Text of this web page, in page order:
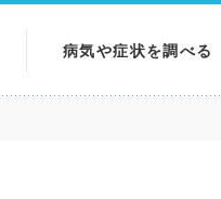
病気や症状を調べる
病気を調べる